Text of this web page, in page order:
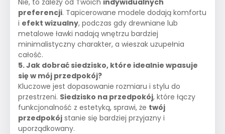
Nie, to zależy od Twoich indywidualnych
preferencji. Tapicerowane modele dodają komfortu
i efekt wizualny, podczas gdy drewniane lub
metalowe ławki nadają wnętrzu bardziej
minimalistyczny charakter, a wieszak uzupełnia
całość.
5. Jak dobrać siedzisko, które idealnie wpasuje
się w mój przedpokój?
Kluczowe jest dopasowanie rozmiaru i stylu do
przestrzeni. Siedzisko na przedpokój, które łączy
funkcjonalność z estetyką, sprawi, że twój
przedpokój stanie się bardziej przyjazny i
uporządkowany.